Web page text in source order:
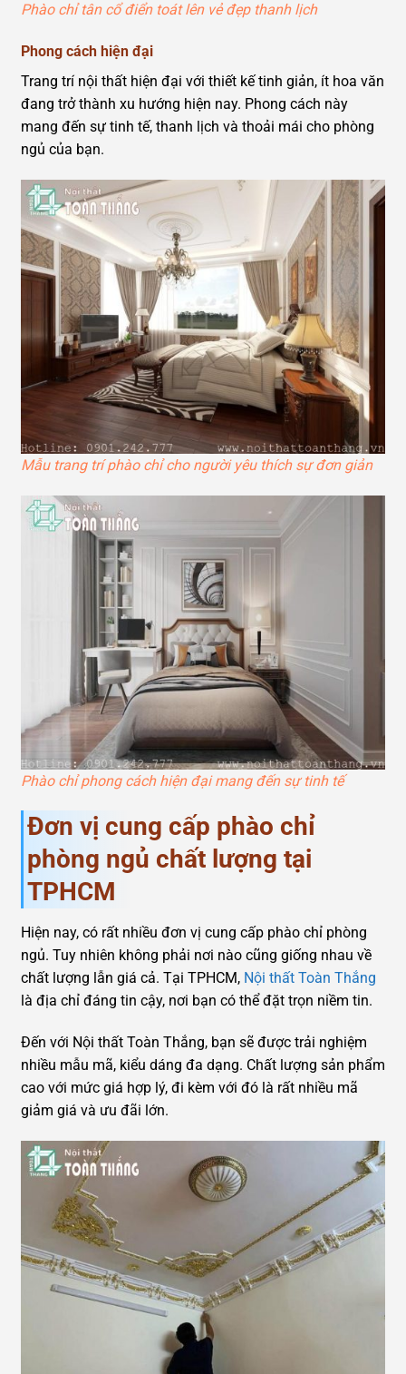
Phào chỉ tân cổ điển toát lên vẻ đẹp thanh lịch
Phong cách hiện đại
Trang trí nội thất hiện đại với thiết kế tinh giản, ít hoa văn
đang trở thành xu hướng hiện nay. Phong cách này
mang đến sự tinh tế, thanh lịch và thoải mái cho phòng
ngủ của bạn.
Mẫu trang trí phào chỉ cho người yêu thích sự đơn giản
Phào chỉ phong cách hiện đại mang đến sự tinh tế
Đơn vị cung cấp phào chỉ
phòng ngủ chất lượng tại
TPHCM
Hiện nay, có rất nhiều đơn vị cung cấp phào chỉ phòng
ngủ. Tuy nhiên không phải nơi nào cũng giống nhau về
chất lượng lẫn giá cả. Tại TPHCM, Nội thất Toàn Thắng
là địa chỉ đáng tin cậy, nơi bạn có thể đặt trọn niềm tin.
Đến với Nội thất Toàn Thắng, bạn sẽ được trải nghiệm
nhiều mẫu mã, kiểu dáng đa dạng. Chất lượng sản phẩm
cao với mức giá hợp lý, đi kèm với đó là rất nhiều mã
giảm giá và ưu đãi lớn.